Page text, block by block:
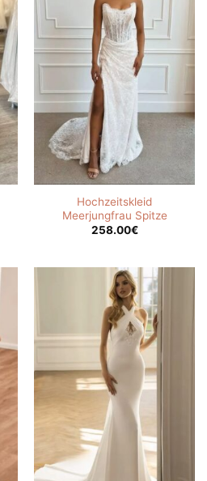
Hochzeitskleid
Meerjungfrau Spitze
258.00€